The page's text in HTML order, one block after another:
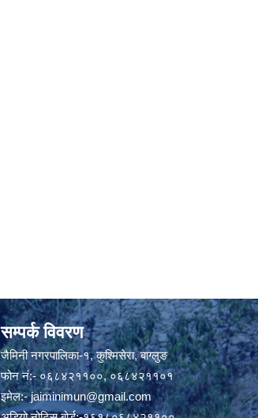
सम्पर्क विवरण
जैमिनी नगरपालिका-१, कुश्मिसेरा, बाग्लुङ
फोन नं:- ०६८४२११००, ०६८४२११०१
इमेल:-jaiminimun@gmail.com